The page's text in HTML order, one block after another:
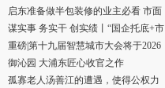
用挑选攻略建议你
启东准备做半包装修的业主必看 市面
上各类半包装修
谋实事 务实干 创实绩丨“国企托底+市
场运作”，沙
重磅|第十九届智慧城市大会将于2026
年7月16日-18日在
御沁园 大浦东匠心收官之作
孤寡老人汤善江的遭遇，使得公权力